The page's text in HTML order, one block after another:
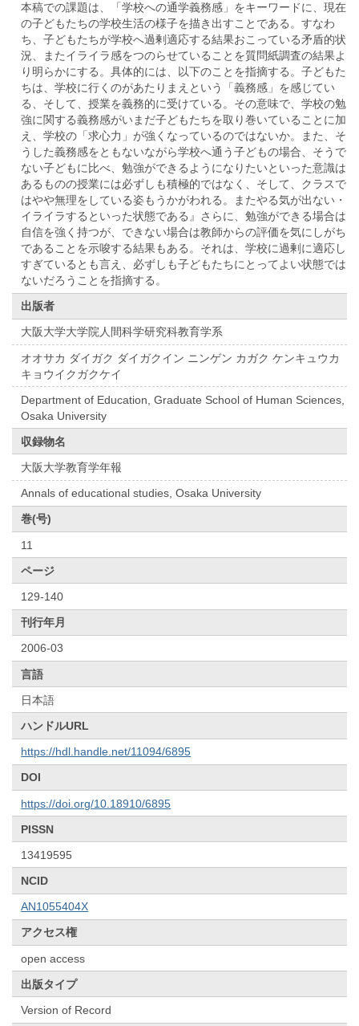
本稿での課題は、「学校への通学義務感」をキーワードに、現在
の子どもたちの学校生活の様子を描き出すことである。すなわ
ち、子どもたちが学校へ過剰適応する結果おこっている矛盾的状
況、またイライラ感をつのらせていることを質問紙調査の結果よ
り明らかにする。具体的には、以下のことを指摘する。子どもた
ちは、学校に行くのがあたりまえという「義務感」を感じてい
る、そして、授業を義務的に受けている。その意味で、学校の勉
強に関する義務感がいまだ子どもたちを取り巻いていることに加
え、学校の「求心力」が強くなっているのではないか。また、そ
うした義務感をともないながら学校へ通う子どもの場合、そうで
ない子どもに比べ、勉強ができるようになりたいといった意識は
あるものの授業には必ずしも積極的ではなく、そして、クラスで
はやや無理をしている姿もうかがわれる。またやる気が出ない・
イライラするといった状態である』さらに、勉強ができる場合は
自信を強く持つが、できない場合は教師からの評価を気にしがち
であることを示唆する結果もある。それは、学校に過剰に適応し
すぎているとも言え、必ずしも子どもたちにとってよい状態では
ないだろうことを指摘する。
出版者
大阪大学大学院人間科学研究科教育学系
オオサカ ダイガク ダイガクイン ニンゲン カガク ケンキュウカ
キョウイクガクケイ
Department of Education, Graduate School of Human Sciences,
Osaka University
収録物名
大阪大学教育学年報
Annals of educational studies, Osaka University
巻(号)
11
ページ
129-140
刊行年月
2006-03
言語
日本語
ハンドルURL
https://hdl.handle.net/11094/6895
DOI
https://doi.org/10.18910/6895
PISSN
13419595
NCID
AN1055404X
アクセス権
open access
出版タイプ
Version of Record